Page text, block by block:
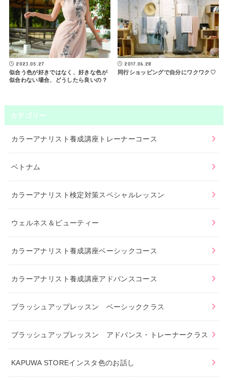
2023.05.27
似合う色が好きではなく、好きな色が
似合わない場合、どうしたら良いの？
2017.06.28
同行ショッピングで自分にワクワク♡
カテゴリー
カラーアナリスト養成講座トレーナーコース
ベトナム
カラーアナリスト検定対策スペシャルレッスン
ウェルネス＆ビューティー
カラーアナリスト養成講座ベーシックコース
カラーアナリスト養成講座アドバンスコース
ブラッシュアップレッスン ベーシッククラス
ブラッシュアップレッスン アドバンス・トレーナークラス
KAPUWA STOREインスタ色のお話し